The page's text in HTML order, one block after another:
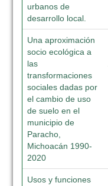
urbanos de
desarrollo local.
Una aproximación
socio ecológica a
las
transformaciones
sociales dadas por
el cambio de uso
de suelo en el
municipio de
Paracho,
Michoacán 1990-
2020
Usos y funciones